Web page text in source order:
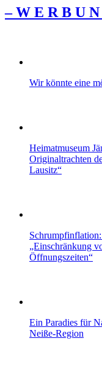
– W Ε R Β U Ν
Wir könnte eine
Heimatmuseum
Originaltrachten
Lausitz“
„Einschränkung
Öffnungszeiten“
Ein Paradies für
Neiße-Region